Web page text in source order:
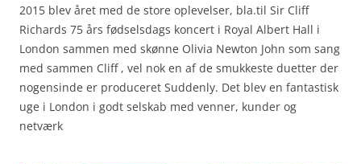
2015 blev året med de store oplevelser, bla.til Sir Cliff
Richards 75 års fødselsdags koncert i Royal Albert Hall i
London sammen med skønne Olivia Newton John som sang
med sammen Cliff , vel nok en af de smukkeste duetter der
nogensinde er produceret Suddenly. Det blev en fantastisk
uge i London i godt selskab med venner, kunder og
netværk